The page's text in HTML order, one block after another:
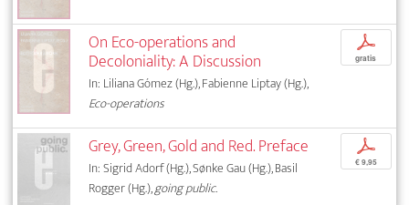
On Eco-operations and
Decoloniality: A Discussion
In: Liliana Gómez (Hg.), Fabienne Liptay (Hg.),
Eco-operations
p
gratis
Grey, Green, Gold and Red. Preface
In: Sigrid Adorf (Hg.), Sønke Gau (Hg.), Basil
Rogger (Hg.),going public.
p
€ 9,95